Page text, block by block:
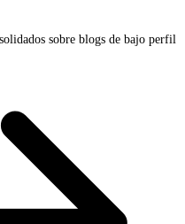
sobre blogs de bajo perfil